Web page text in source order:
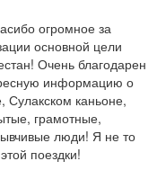
огромное за
основной цели
Очень благодарен
информацию о
Сулакском каньоне,
грамотные,
люди! Я не то
поездки!